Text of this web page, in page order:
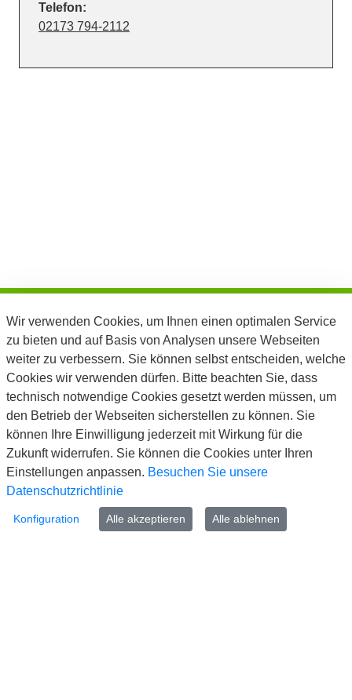
Telefon:
02173 794-2112
Stadt Langenfeld Rhld.
Der Bürgermeister
Telefon: 02173/794-0
Telefax: 02173/794-99999
E-Mail: info@langenfeld.de
Kontakt
www.langenfeld.de
Impressum
Barrierefreiheit
Cookie-Richtlinie
Wir verwenden Cookies, um Ihnen einen optimalen Service
zu bieten und auf Basis von Analysen unsere Webseiten
weiter zu verbessern. Sie können selbst entscheiden, welche
Cookies wir verwenden dürfen. Bitte beachten Sie, dass
technisch notwendige Cookies gesetzt werden müssen, um
den Betrieb der Webseiten sicherstellen zu können. Sie
können Ihre Einwilligung jederzeit mit Wirkung für die
Zukunft widerrufen. Sie können die Cookies unter Ihren
Einstellungen anpassen. Besuchen Sie unsere
Datenschutzrichtlinie
Konfiguration Alle akzeptieren Alle ablehnen